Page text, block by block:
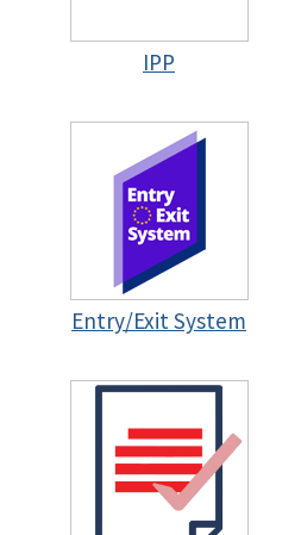
IPP
Entry/Exit System